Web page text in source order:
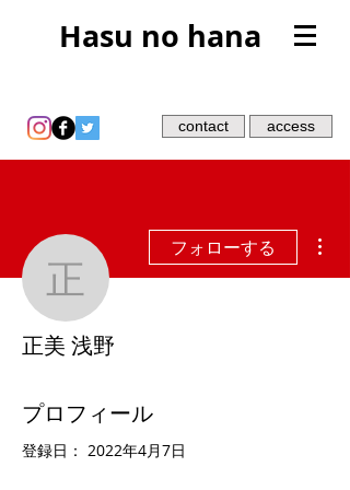
Hasu no hana
contact access
正美 浅野
フォローする
正美 浅野
プロフィール
登録日： 2022年4月7日